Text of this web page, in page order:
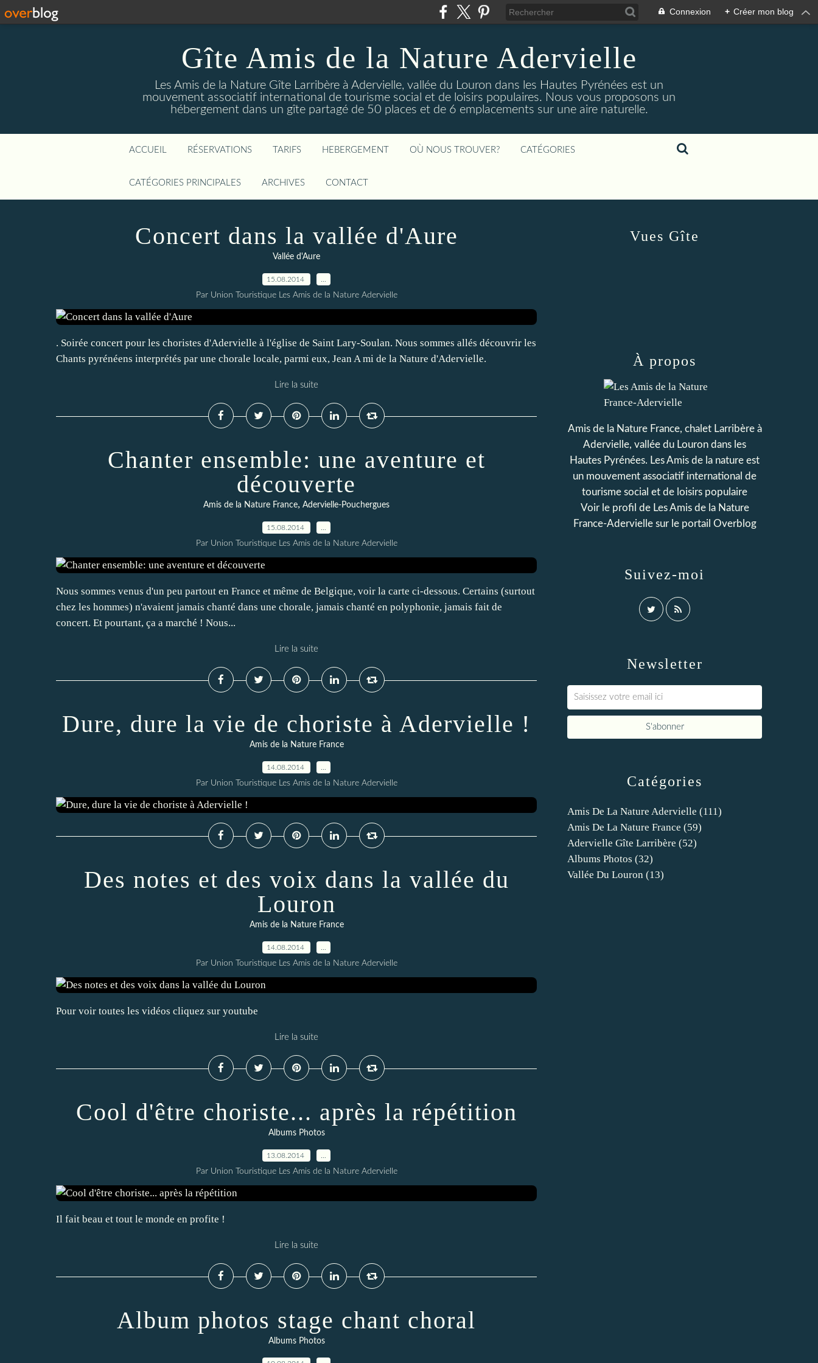
Connexion + Créer mon blog
Gîte Amis de la Nature Adervielle
Les Amis de la Nature Gîte Larribère à Adervielle, vallée du Louron dans les Hautes Pyrénées est un
mouvement associatif international de tourisme social et de loisirs populaires. Nous vous proposons un
hébergement dans un gîte partagé de 50 places et de 6 emplacements sur une aire naturelle.
ACCUEIL RÉSERVATIONS TARIFS HEBERGEMENT OÙ NOUS TROUVER? CATÉGORIES
CATÉGORIES PRINCIPALES ARCHIVES CONTACT
Concert dans la vallée d'Aure
Vallée d'Aure
15.08.2014
Par Union Touristique Les Amis de la Nature Adervielle
. Soirée concert pour les choristes d'Adervielle à l'église de Saint Lary-Soulan. Nous sommes allés découvrir les
Chants pyrénéens interprétés par une chorale locale, parmi eux, Jean A mi de la Nature d'Adervielle.
Lire la suite
Chanter ensemble: une aventure et
découverte
Amis de la Nature France, Adervielle-Pouchergues
15.08.2014
Par Union Touristique Les Amis de la Nature Adervielle
Nous sommes venus d'un peu partout en France et même de Belgique, voir la carte ci-dessous. Certains (surtout
chez les hommes) n'avaient jamais chanté dans une chorale, jamais chanté en polyphonie, jamais fait de
concert. Et pourtant, ça a marché ! Nous...
Lire la suite
Dure, dure la vie de choriste à Adervielle !
Amis de la Nature France
14.08.2014
Par Union Touristique Les Amis de la Nature Adervielle
Des notes et des voix dans la vallée du
Louron
Amis de la Nature France
14.08.2014
Par Union Touristique Les Amis de la Nature Adervielle
Pour voir toutes les vidéos cliquez sur youtube
Lire la suite
Cool d'être choriste... après la répétition
Albums Photos
13.08.2014
Par Union Touristique Les Amis de la Nature Adervielle
Il fait beau et tout le monde en profite !
Lire la suite
Album photos stage chant choral
Albums Photos
Newsletter
Catégories
Amis De La Nature Adervielle (111)
Amis De La Nature France (59)
Adervielle Gîte Larribère (52)
Albums Photos (32)
Vallée Du Louron (13)
Suivez-moi
À propos
Amis de la Nature France, chalet Larribère à
Adervielle, vallée du Louron dans les
Hautes Pyrénées. Les Amis de la nature est
un mouvement associatif international de
tourisme social et de loisirs populaire
Voir le profil de Les Amis de la Nature
France-Aderviellesur le portail Overblog
Vues Gîte